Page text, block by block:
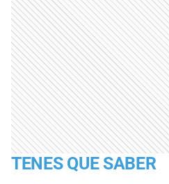
TENES QUE SABER